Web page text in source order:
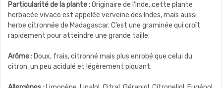
Particularité de la plante :Originaire de l’Inde, cette plante
herbacée vivace est appelée verveine des Indes, mais aussi
herbe citronnée de Madagascar. C’est une graminée qui croît
rapidement pour atteindre une grande taille.
Arôme : Doux, frais, citronné mais plus enrobé que celui du
citron, un peu acidulé et légèrement piquant.